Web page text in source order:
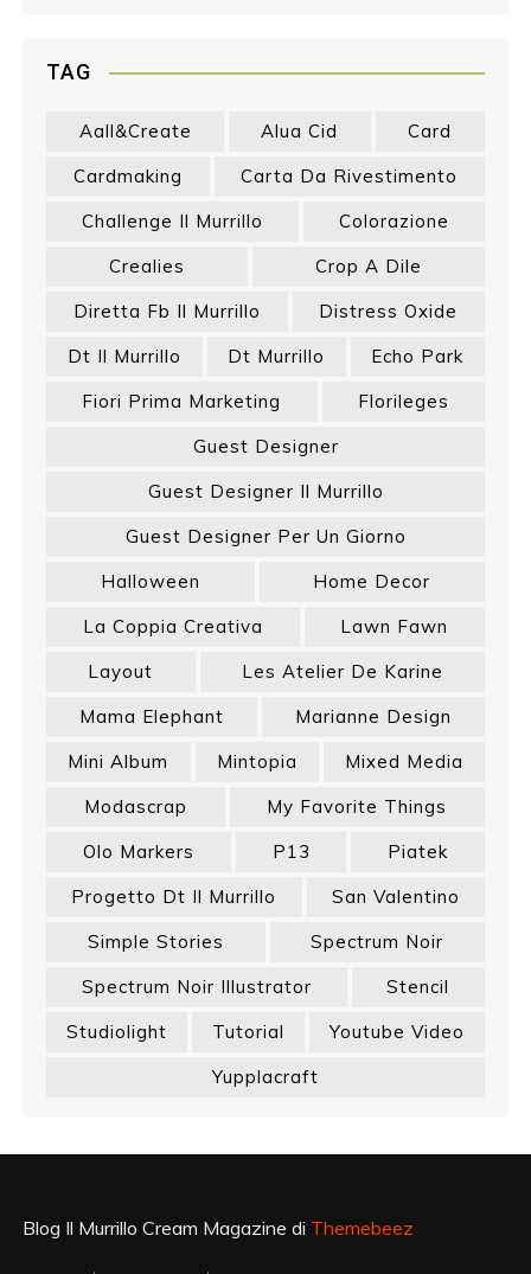
TAG
Aall&create Alua Cid
Card
Cardmaking
Carta Da Rivestimento
Challenge Il Murrillo
Colorazione
Crealies
Crop A Dile
Diretta Fb Il Murrillo
Distress Oxide
Dt Il Murrillo
Dt Murrillo
Echo Park
Fiori Prima Marketing
Florileges
Guest Designer
Guest Designer Il Murrillo
Guest Designer Per Un Giorno
Halloween
Home Decor
La Coppia Creativa
Lawn Fawn
Layout
Les Atelier De Karine
Mama Elephant
Marianne Design
Mini Album
Mintopia
Mixed Media
Modascrap
My Favorite Things
Olo Markers
P13
Piatek
Progetto Dt Il Murrillo
San Valentino
Simple Stories
Spectrum Noir
Spectrum Noir Illustrator
Stencil
Studiolight
Tutorial
Youtube Video
Yupplacraft
Blog Il Murrillo Cream Magazine di Themebeez